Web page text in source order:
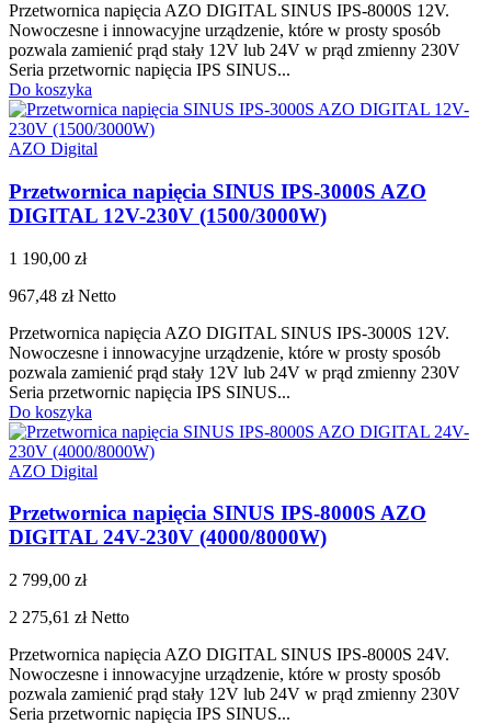
Przetwornica napięcia AZO DIGITAL SINUS IPS-8000S 12V.
Nowoczesne i innowacyjne urządzenie, które w prosty sposób
pozwala zamienić prąd stały 12V lub 24V w prąd zmienny 230V
Seria przetwornic napięcia IPS SINUS...
Do koszyka
AZO Digital
Przetwornica napięcia SINUS IPS-3000S AZO
DIGITAL 12V-230V (1500/3000W)
1 190,00 zł
967,48 złNetto
Przetwornica napięcia AZO DIGITAL SINUS IPS-3000S 12V.
Nowoczesne i innowacyjne urządzenie, które w prosty sposób
pozwala zamienić prąd stały 12V lub 24V w prąd zmienny 230V
Seria przetwornic napięcia IPS SINUS...
Do koszyka
AZO Digital
Przetwornica napięcia SINUS IPS-8000S AZO
DIGITAL 24V-230V (4000/8000W)
2 799,00 zł
2 275,61 złNetto
Przetwornica napięcia AZO DIGITAL SINUS IPS-8000S 24V.
Nowoczesne i innowacyjne urządzenie, które w prosty sposób
pozwala zamienić prąd stały 12V lub 24V w prąd zmienny 230V
Seria przetwornic napięcia IPS SINUS...